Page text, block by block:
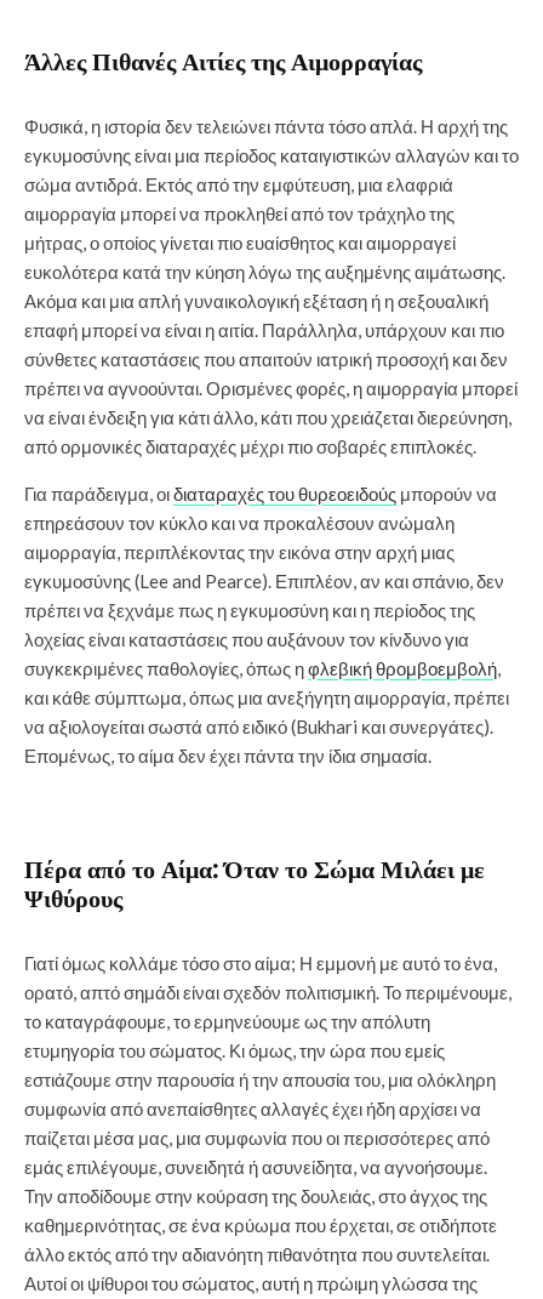
Άλλες Πιθανές Αιτίες της Αιμορραγίας
Φυσικά, η ιστορία δεν τελειώνει πάντα τόσο απλά. Η αρχή της
εγκυμοσύνης είναι μια περίοδος καταιγιστικών αλλαγών και το
σώμα αντιδρά. Εκτός από την εμφύτευση, μια ελαφριά
αιμορραγία μπορεί να προκληθεί από τον τράχηλο της
μήτρας, ο οποίος γίνεται πιο ευαίσθητος και αιμορραγεί
ευκολότερα κατά την κύηση λόγω της αυξημένης αιμάτωσης.
Ακόμα και μια απλή γυναικολογική εξέταση ή η σεξουαλική
επαφή μπορεί να είναι η αιτία. Παράλληλα, υπάρχουν και πιο
σύνθετες καταστάσεις που απαιτούν ιατρική προσοχή και δεν
πρέπει να αγνοούνται. Ορισμένες φορές, η αιμορραγία μπορεί
να είναι ένδειξη για κάτι άλλο, κάτι που χρειάζεται διερεύνηση,
από ορμονικές διαταραχές μέχρι πιο σοβαρές επιπλοκές.
Για παράδειγμα, οιδιαταραχές του θυρεοειδούς μπορούν να
επηρεάσουν τον κύκλο και να προκαλέσουν ανώμαλη
αιμορραγία, περιπλέκοντας την εικόνα στην αρχή μιας
εγκυμοσύνης (Lee and Pearce). Επιπλέον, αν και σπάνιο, δεν
πρέπει να ξεχνάμε πως η εγκυμοσύνη και η περίοδος της
λοχείας είναι καταστάσεις που αυξάνουν τον κίνδυνο για
συγκεκριμένες παθολογίες, όπως ηφλεβική θρομβοεμβολή,
και κάθε σύμπτωμα, όπως μια ανεξήγητη αιμορραγία, πρέπει
να αξιολογείται σωστά από ειδικό (Bukhari και συνεργάτες).
Επομένως, το αίμα δεν έχει πάντα την ίδια σημασία.
Πέρα από το Αίμα: Όταν το Σώμα Μιλάει με
Ψιθύρους
Γιατί όμως κολλάμε τόσο στο αίμα; Η εμμονή με αυτό το ένα,
ορατό, απτό σημάδι είναι σχεδόν πολιτισμική. Το περιμένουμε,
το καταγράφουμε, το ερμηνεύουμε ως την απόλυτη
ετυμηγορία του σώματος. Κι όμως, την ώρα που εμείς
εστιάζουμε στην παρουσία ή την απουσία του, μια ολόκληρη
συμφωνία από ανεπαίσθητες αλλαγές έχει ήδη αρχίσει να
παίζεται μέσα μας, μια συμφωνία που οι περισσότερες από
εμάς επιλέγουμε, συνειδητά ή ασυνείδητα, να αγνοήσουμε.
Την αποδίδουμε στην κούραση της δουλειάς, στο άγχος της
καθημερινότητας, σε ένα κρύωμα που έρχεται, σε οτιδήποτε
άλλο εκτός από την αδιανόητη πιθανότητα που συντελείται.
Αυτοί οι ψίθυροι του σώματος, αυτή η πρώιμη γλώσσα της